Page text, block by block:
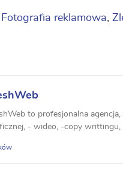
Fotografia reklamowa,
to profesjonalna
- wideo, -copy